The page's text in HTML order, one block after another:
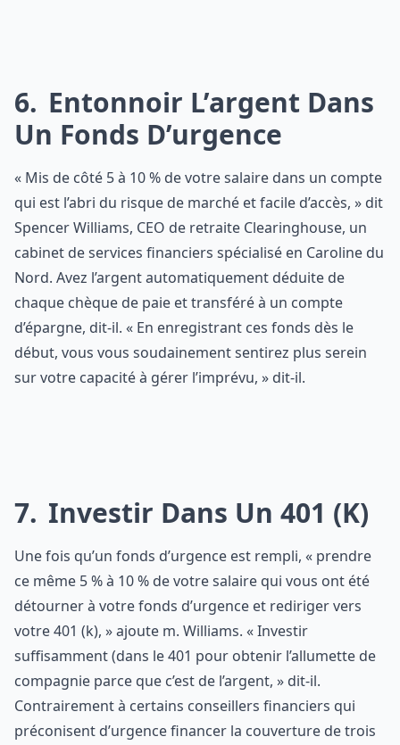
6 Entonnoir L’argent Dans
Un Fonds D’urgence
« Mis de côté 5 à 10 % de votre salaire dans un compte
qui est l’abri du risque de marché et facile d’accès, » dit
Spencer Williams, CEO de retraite Clearinghouse, un
cabinet de services financiers spécialisé en Caroline du
Nord. Avez l’argent automatiquement déduite de
chaque chèque de paie et transféré à un compte
d’épargne, dit-il. « En enregistrant ces fonds dès le
début, vous vous soudainement sentirez plus serein
sur votre capacité à gérer l’imprévu, » dit-il.
7 Investir Dans Un 401 (k)
Une fois qu’un fonds d’urgence est rempli, « prendre
ce même 5 % à 10 % de votre salaire qui vous ont été
détourner à votre fonds d’urgence et rediriger vers
votre 401 (k), » ajoute m. Williams. « Investir
suffisamment (dans le 401 pour obtenir l’allumette de
compagnie parce que c’est de l’argent, » dit-il.
Contrairement à certains conseillers financiers qui
préconisent d’urgence financer la couverture de trois